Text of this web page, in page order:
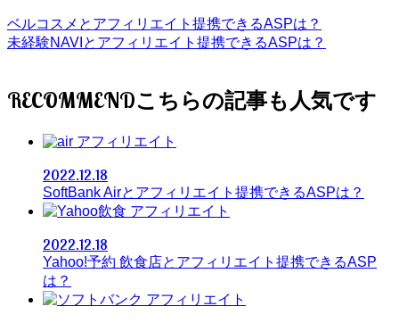
ベルコスメとアフィリエイト提携できるASPは？
未経験NAVIとアフィリエイト提携できるASPは？
RECOMMEND
アフィリエイト
2022.12.18
SoftBank Airとアフィリエイト提携できるASPは？
アフィリエイト
2022.12.18
Yahoo!予約 飲食店とアフィリエイト提携できるASP
は？
アフィリエイト